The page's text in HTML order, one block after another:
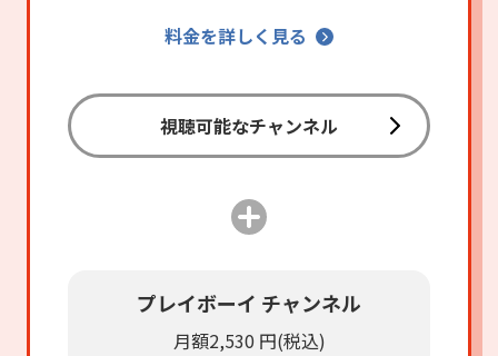
料金を詳しく見る
視聴可能なチャンネル
プレイボーイ チャンネル
月額2,530 円(税込)